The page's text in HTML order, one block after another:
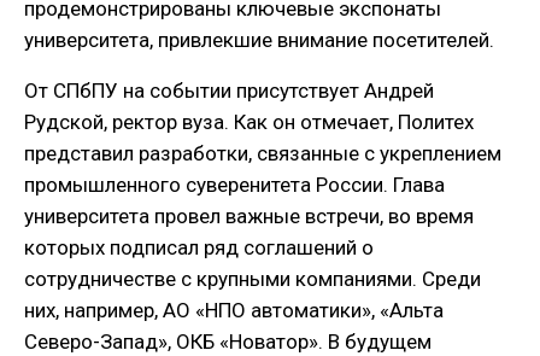
продемонстрированы ключевые экспонаты
университета, привлекшие внимание посетителей.
От СПбПУ на событии присутствует Андрей
Рудской, ректор вуза. Как он отмечает, Политех
представил разработки, связанные с укреплением
промышленного суверенитета России. Глава
университета провел важные встречи, во время
которых подписал ряд соглашений о
сотрудничестве с крупными компаниями. Среди
них, например, АО «НПО автоматики», «Альта
Северо-Запад», ОКБ «Новатор». В будущем